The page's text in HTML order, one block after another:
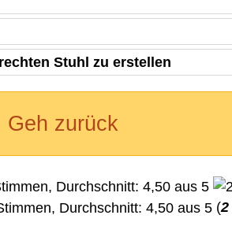
Stuhl zu erstellen
Geh zurück
(2